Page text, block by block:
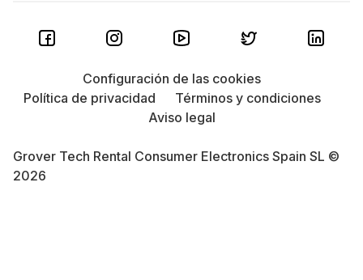
Grover Tech Rental Consumer Electronics Spain SL ©
2026
Configuración de las cookies
Política de privacidad
Términos y condiciones
Aviso legal